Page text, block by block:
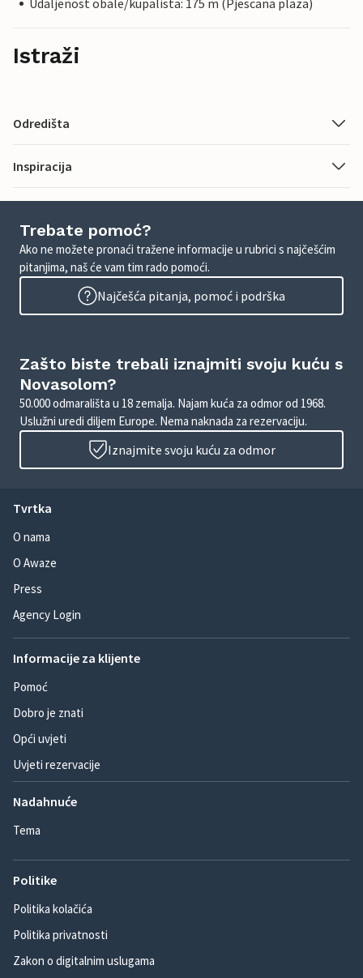
Udaljenost obale/kupalista: 175 m (Pjescana plaza)
Istraži
Odredišta
Inspiracija
Trebate pomoć?
Ako ne možete pronaći tražene informacije u rubrici s najčešćim
pitanjima, naš će vam tim rado pomoći.
Najčešća pitanja, pomoć i podrška
Zašto biste trebali iznajmiti svoju kuću s
Novasolom?
50.000 odmarališta u 18 zemalja. Najam kuća za odmor od 1968.
Uslužni uredi diljem Europe. Nema naknada za rezervaciju.
Iznajmite svoju kuću za odmor
Tvrtka
O nama
O Awaze
Press
Agency Login
Informacije za klijente
Pomoć
Dobro je znati
Opći uvjeti
Uvjeti rezervacije
Nadahnuće
Tema
Politike
Politika kolačića
Politika privatnosti
Zakon o digitalnim uslugama